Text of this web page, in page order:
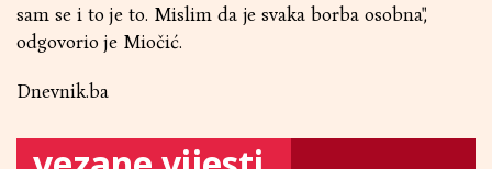
sam se i to je to. Mislim da je svaka borba osobna",
odgovorio je Miočić.
Dnevnik.ba